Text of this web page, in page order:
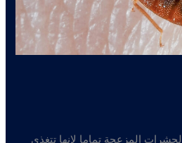
المزعجة تماما لانها تتغذى